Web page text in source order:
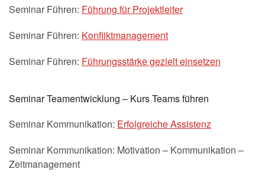
Seminar Führen: Führung für Projektleiter
Seminar Führen: Konfliktmanagement
Seminar Führen: Führungsstärke gezielt einsetzen
Seminar Teamentwicklung – Kurs Teams führen
Seminar Kommunikation: Erfolgreiche Assistenz
Seminar Kommunikation: Motivation – Kommunikation –
Zeitmanagement